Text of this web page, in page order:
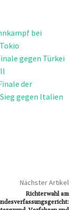
bei
gegen Türkei
der
gegen Italien
Nächster Artikel
Richterwahl am